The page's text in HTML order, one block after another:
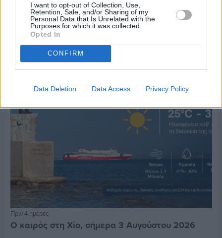
I want to opt-out of Collection, Use,
Retention, Sale, and/or Sharing of my
Personal Data that Is Unrelated with the
Purposes for which it was collected.
Opted In
CONFIRM
Data Deletion Data Access Privacy Policy
Πριν 4 ημέρες
70 χρόνια ιστορίας και συγκίνησης για το
Ανδρεάδειο Γυμνάσιο Βροντάδου
Πριν 4 ημέρες
Ο καιρός στη Χίο, σήμερα 3 Αυγούστου 2026